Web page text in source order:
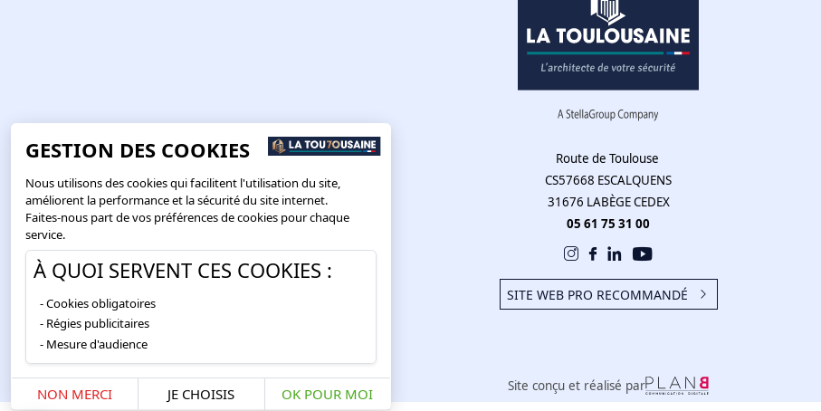
Route de Toulouse
CS57668 ESCALQUENS
31676 LABÈGE CEDEX
05 61 75 31 00
SITE WEB PRO RECOMMANDÉ
Site conçu et réalisé par
GESTION DES COOKIES
Nous utilisons des cookies qui facilitent l'utilisation du site,
améliorent la performance et la sécurité du site internet.
Faites-nous part de vos préférences de cookies pour chaque
service.
À QUOI SERVENT CES COOKIES :
Cookies obligatoires
Régies publicitaires
Mesure d'audience
NON MERCI JE CHOISIS OK POUR MOI